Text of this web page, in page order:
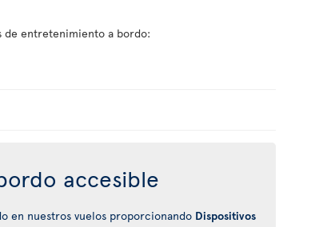
de entretenimiento a bordo:
accesible
en nuestros vuelos proporcionando Dispositivos